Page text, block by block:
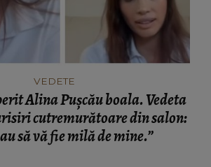
VEDETE
Alina Pușcău boala. Vedeta
cutremurătoare din salon:
să vă fie milă de mine.”